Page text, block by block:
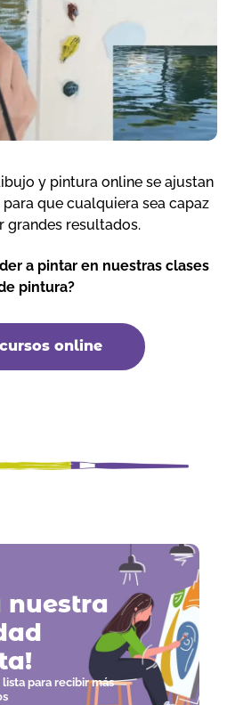
y pintura online se ajustan
que cualquiera sea capaz
grandes resultados.
a pintar en nuestras clases
pintura?
online
nuestra
para recibir más